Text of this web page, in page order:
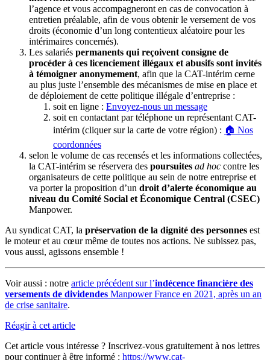
l’agence et vous accompagneront en cas de convocation à
entretien préalable, afin de vous obtenir le versement de vos
droits (économie d’un long contentieux aléatoire pour les
intérimaires concernés).
Les salariés permanents qui reçoivent consigne de
procéder à ces licenciement illégaux et abusifs sont invités
à témoigner anonymement, afin que la CAT-intérim cerne
au plus juste l’ensemble des mécanismes de mise en place et
de déploiement de cette politique illégale d’entreprise :
soit en ligne : Envoyez-nous un message
soit en contactant par téléphone un représentant CAT-
intérim (cliquer sur la carte de votre région) : 🏠 Nos
coordonnées
selon le volume de cas recensés et les informations collectées,
la CAT-intérim se réservera des poursuites ad hoc contre les
organisateurs de cette politique au sein de notre entreprise et
va porter la proposition d’un droit d’alerte économique au
niveau du Comité Social et Économique Central (CSEC)
Manpower.
Au syndicat CAT, la préservation de la dignité des personnes est
le moteur et au cœur même de toutes nos actions. Ne subissez pas,
vous aussi, agissons ensemble !
Voir aussi : notre article précédent sur l’indécence financière des
versements de dividendes Manpower France en 2021, après un an
de crise sanitaire.
Réagir à cet article
Cet article vous intéresse ? Inscrivez-vous gratuitement à nos lettres
pour continuer à être informé : https://www.cat-